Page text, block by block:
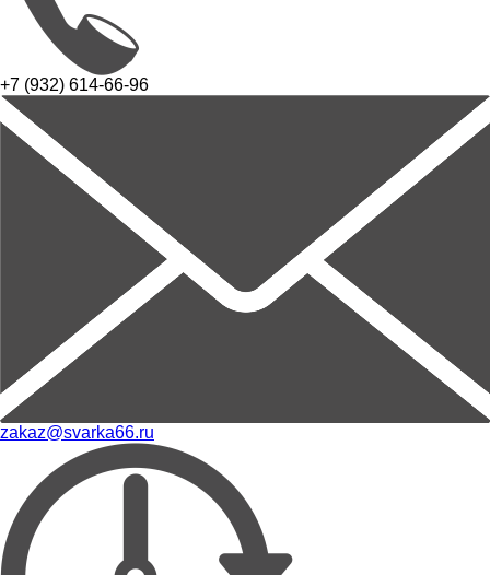
+7 (932) 614-66-96
zakaz@svarka66.ru